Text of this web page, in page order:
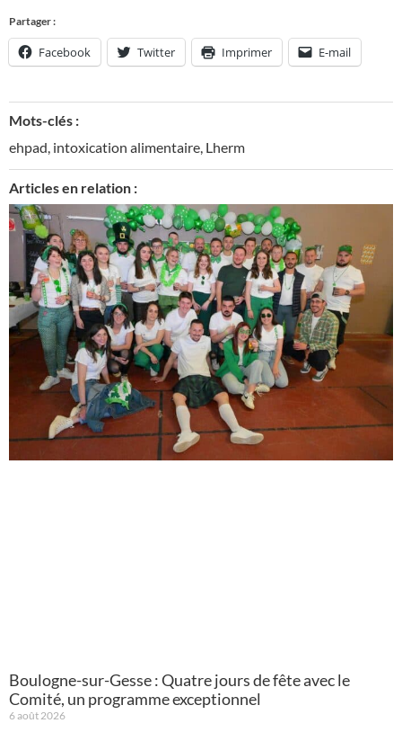
Partager :
Facebook Twitter Imprimer E-mail
Mots-clés :
ehpad, intoxication alimentaire, Lherm
Articles en relation :
Boulogne-sur-Gesse : Quatre jours de fête avec le
Comité, un programme exceptionnel
6 août 2026